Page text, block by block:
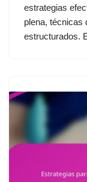
estrategias
plena, técnicas
estructurados.